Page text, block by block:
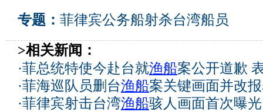
专题： 菲律宾公务船射杀台湾船员
>相关新闻：
·菲总统特使今赴台就渔船案公开道歉
·菲海巡队员删台渔船案关键画面并改
·菲律宾射击台湾渔船骇人画面首次曝光